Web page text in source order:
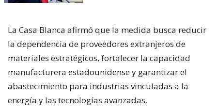
La Casa Blanca afirmó que la medida busca reducir
la dependencia de proveedores extranjeros de
materiales estratégicos, fortalecer la capacidad
manufacturera estadounidense y garantizar el
abastecimiento para industrias vinculadas a la
energía y las tecnologías avanzadas.